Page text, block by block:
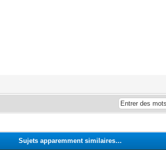
Sujets apparemment similaires…